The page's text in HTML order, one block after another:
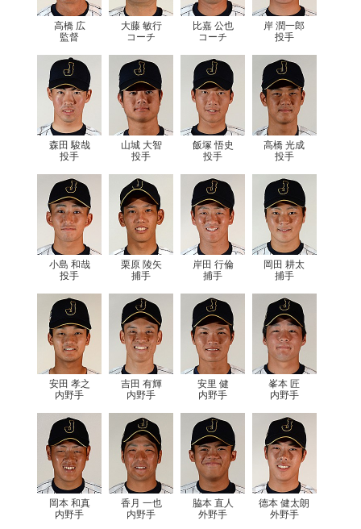
高橋 広
監督
大藤 敏行
コーチ
比嘉 公也
コーチ
岸 潤一郎
投手
森田 駿哉
投手
山城 大智
投手
飯塚 悟史
投手
高橋 光成
投手
小島 和哉
投手
栗原 陵矢
捕手
岸田 行倫
捕手
岡田 耕太
捕手
安田 孝之
内野手
吉田 有輝
内野手
安里 健
内野手
峯本 匠
内野手
岡本 和真
内野手
香月 一也
内野手
脇本 直人
外野手
德本 健太朗
外野手